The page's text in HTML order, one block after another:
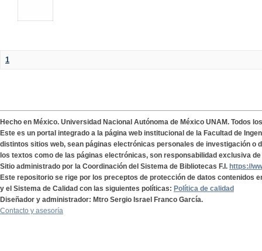
1
Hecho en México. Universidad Nacional Autónoma de México UNAM. Todos
Este es un portal integrado a la página web institucional de la Facultad de
distintos sitios web, sean páginas electrónicas personales de investigación o
los textos como de las páginas electrónicas, son responsabilidad exclusiva
Sitio administrado por la Coordinación del Sistema de Bibliotecas F.I. https://
Este repositorio se rige por los preceptos de protección de datos contenidos
y el Sistema de Calidad con las siguientes políticas: Política de calidad
Diseñador y administrador: Mtro Sergio Israel Franco García.
Contacto y asesoría